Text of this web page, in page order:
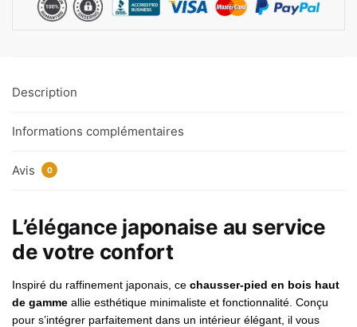
65cm
Description
Informations complémentaires
Avis 0
L’élégance japonaise au service
de votre confort
Inspiré du raffinement japonais, ce chausser-pied en bois haut
de gamme allie esthétique minimaliste et fonctionnalité. Conçu
pour s’intégrer parfaitement dans un intérieur élégant, il vous